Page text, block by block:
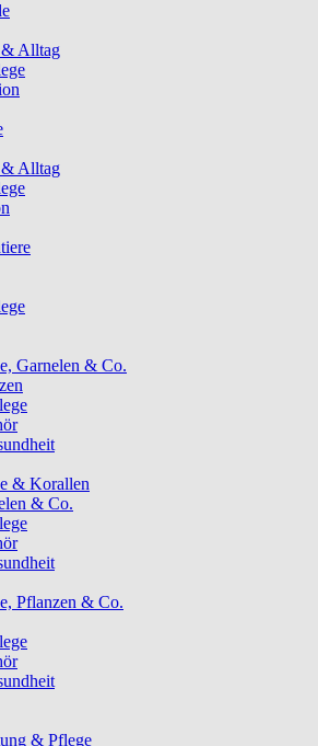
Alltag
Alltag
Garnelen & Co.
& Korallen
& Co.
Pflanzen & Co.
& Pflege